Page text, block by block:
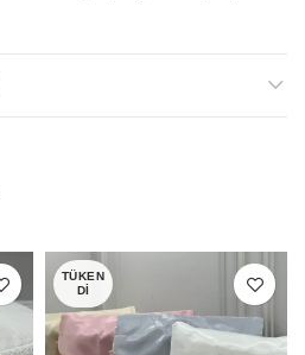
TÜKEN
DI